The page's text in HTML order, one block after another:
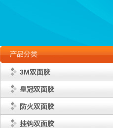
3M双面胶
皇冠双面胶
防火双面胶
挂钩双面胶